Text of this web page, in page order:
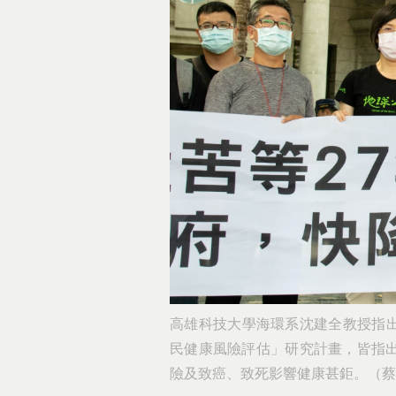
高雄科技大學海環系沈建全教授指
民健康風險評估」研究計畫，皆指
險及致癌、致死影響健康甚鉅。（